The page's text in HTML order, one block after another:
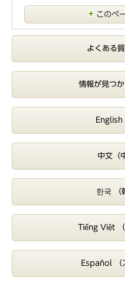
このペ
よくある
情報が見つ
English
中文（
한국 （
Tiếng Việt （
Español （